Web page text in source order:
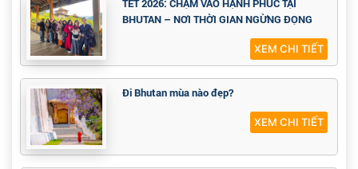
TẾT 2026: CHẠM VÀO HẠNH PHÚC TẠI
BHUTAN – NƠI THỜI GIAN NGỪNG ĐỌNG
XEM CHI TIẾT
Đi Bhutan mùa nào đẹp?
XEM CHI TIẾT